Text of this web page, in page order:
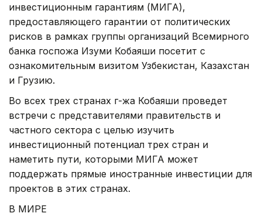
инвестиционным гарантиям (МИГА),
предоставляющего гарантии от политических
рисков в рамках группы организаций Всемирного
банка госпожа Изуми Кобаяши посетит с
ознакомительным визитом Узбекистан, Казахстан
и Грузию.
Во всех трех странах г-жа Кобаяши проведет
встречи с представителями правительств и
частного сектора с целью изучить
инвестиционный потенциал трех стран и
наметить пути, которыми МИГА может
поддержать прямые иностранные инвестиции для
проектов в этих странах.
В МИРЕ